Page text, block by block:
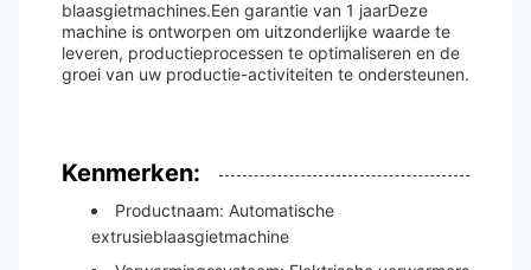
blaasgietmachines.Een garantie van 1 jaarDeze
machine is ontworpen om uitzonderlijke waarde te
leveren, productieprocessen te optimaliseren en de
groei van uw productie-activiteiten te ondersteunen.
Kenmerken:
Productnaam: Automatische
extrusieblaasgietmachine